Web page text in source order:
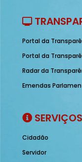
Portal da
Portal da
Radar da
Emendas
SERVIÇOS
Cidadão
Servidor